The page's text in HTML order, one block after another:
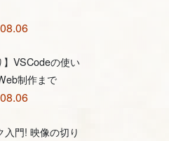
】VSCodeの使い
制作まで
門! 映像の切り